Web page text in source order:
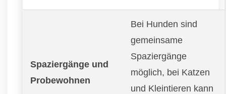
Spaziergänge und
Probewohnen
Bei Hunden sind
gemeinsame
Spaziergänge
möglich, bei Katzen
und Kleintieren kann